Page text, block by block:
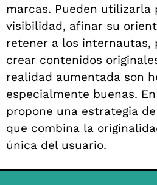
marcas. Pueden utilizarla
visibilidad, afinar su
retener a los internautas,
crear contenidos
realidad aumentada son
especialmente buenas.
propone una estrategia
que combina la
única del usuario.